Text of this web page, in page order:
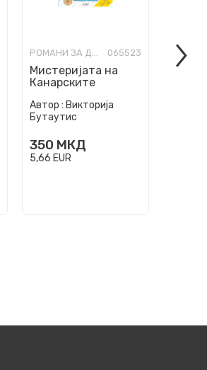
РОМАНИ ЗА ДЕЦА 065523
Мистеријата на
Канарските
Автор : Викторија
Бутаутис
350 МКД
5,66 EUR